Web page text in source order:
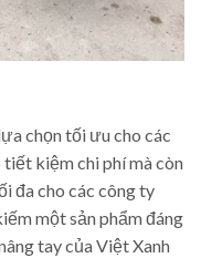
chọn tối ưu cho các
kiệm chi phí mà còn
đa cho các công ty
một sản phẩm đáng
tay của Việt Xanh